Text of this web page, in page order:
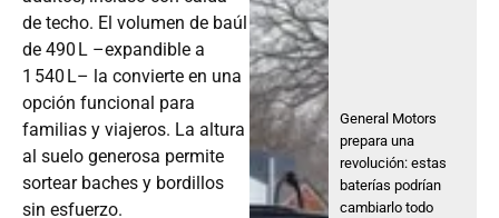
de techo. El volumen de baúl
de 490 L –expandible a
1 540 L– la convierte en una
opción funcional para
familias y viajeros. La altura
al suelo generosa permite
sortear baches y bordillos
sin esfuerzo.
General Motors
prepara una
revolución: estas
baterías podrían
cambiarlo todo